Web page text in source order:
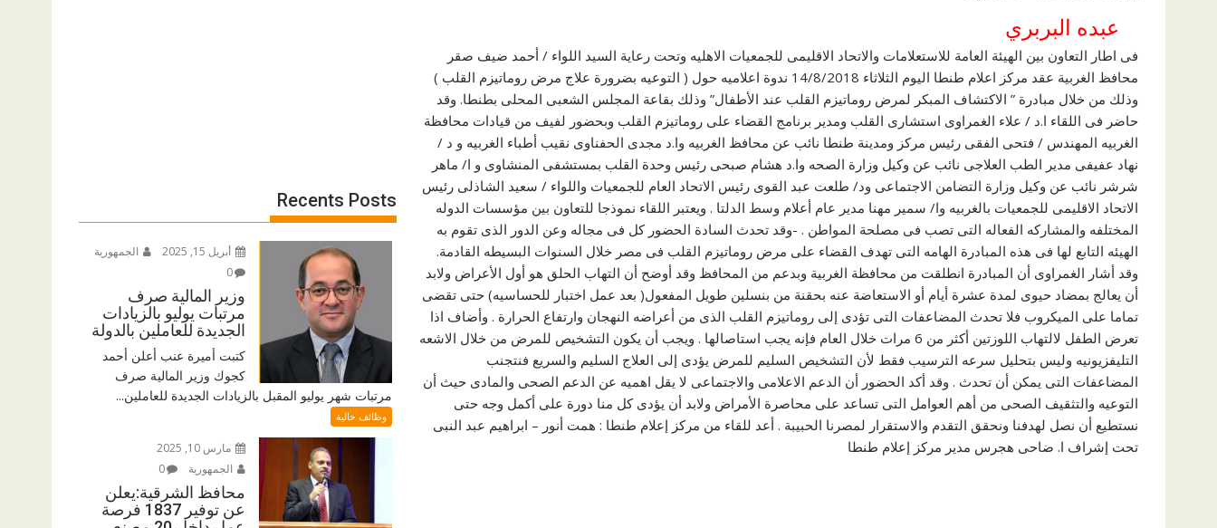
عبده البربري
فى اطار التعاون بين الهيئة العامة للاستعلامات والاتحاد الاقليمى للجمعيات الاهليه وتحت رعاية السيد اللواء / أحمد ضيف صقر
محافظ الغربية عقد مركز اعلام طنطا اليوم الثلاثاء 14/8/2018 ندوة اعلاميه حول ( التوعيه بضرورة علاج مرض روماتيزم القلب )
وذلك من خلال مبادرة ” الاكتشاف المبكر لمرض روماتيزم القلب عند الأطفال” وذلك بقاعة المجلس الشعبى المحلى بطنطا. وقد
حاضر فى اللقاء ا.د / علاء الغمراوى استشارى القلب ومدير برنامج القضاء على روماتيزم القلب وبحضور لفيف من قيادات محافظة
الغربيه المهندس / فتحى الفقى رئيس مركز ومدينة طنطا نائب عن محافظ الغربيه وا.د مجدى الحفناوى نقيب أطباء الغربيه و د /
نهاد عفيفى مدير الطب العلاجى نائب عن وكيل وزارة الصحه وا.د هشام صبحى رئيس وحدة القلب بمستشفى المنشاوى و ا/ ماهر
شرشر نائب عن وكيل وزارة التضامن الاجتماعى ود/ طلعت عبد القوى رئيس الاتحاد العام للجمعيات واللواء / سعيد الشاذلى رئيس
الاتحاد الاقليمى للجمعيات بالغربيه وا/ سمير مهنا مدير عام أعلام وسط الدلتا . ويعتبر اللقاء نموذجا للتعاون بين مؤسسات الدوله
المختلفه والمشاركه الفعاله التى تصب فى مصلحة المواطن . -وقد تحدث السادة الحضور كل فى مجاله وعن الدور الذى تقوم به
الهيئه التابع لها فى هذه المبادرة الهامه التى تهدف القضاء على مرض روماتيزم القلب فى مصر خلال السنوات البسيطه القادمة.
وقد أشار الغمراوى أن المبادرة انطلقت من محافظة الغربية وبدعم من المحافظ وقد أوضح أن التهاب الحلق هو أول الأعراض ولابد
أن يعالج بمضاد حيوى لمدة عشرة أيام أو الاستعاضة عنه بحقنة من بنسلين طويل المفعول( بعد عمل اختبار للحساسيه) حتى تقضى
تماما على الميكروب فلا تحدث المضاعفات التى تؤدى إلى روماتيزم القلب الذى من أعراضه النهجان وارتفاع الحرارة . وأضاف اذا
تعرض الطفل لالتهاب اللوزتين أكثر من 6 مرات خلال العام فإنه يجب استاصالها . ويجب أن يكون التشخيص للمرض من خلال الاشعه
التليفزيونيه وليس بتحليل سرعه الترسيب فقط لأن التشخيص السليم للمرض يؤدى إلى العلاج السليم والسريع فنتجنب
المضاعفات التى يمكن أن تحدث . وقد أكد الحضور أن الدعم الاعلامى والاجتماعى لا يقل اهميه عن الدعم الصحى والمادى حيث أن
التوعيه والتثقيف الصحى من أهم العوامل التى تساعد على محاصرة الأمراض ولابد أن يؤدى كل منا دورة على أكمل وجه حتى
نستطيع أن نصل لهدفنا ونحقق التقدم والاستقرار لمصرنا الحبيبة . أعد للقاء من مركز إعلام طنطا : همت أنور – ابراهيم عبد النبى
تحت إشراف ا. ضاحى هجرس مدير مركز إعلام طنطا
Recents Posts
أبريل 15, 2025
الجمهورية
0
وزير المالية صرف
مرتبات يوليو بالزيادات
الجديدة للعاملين بالدولة
كتبت أميرة عنب أعلن أحمد
كجوك وزير المالية صرف
مرتبات شهر يوليو المقبل بالزيادات الجديدة للعاملين...
وظائف خالية
مارس 10, 2025
الجمهورية
0
محافظ الشرقية:يعلن
عن توفير 1837 فرصة